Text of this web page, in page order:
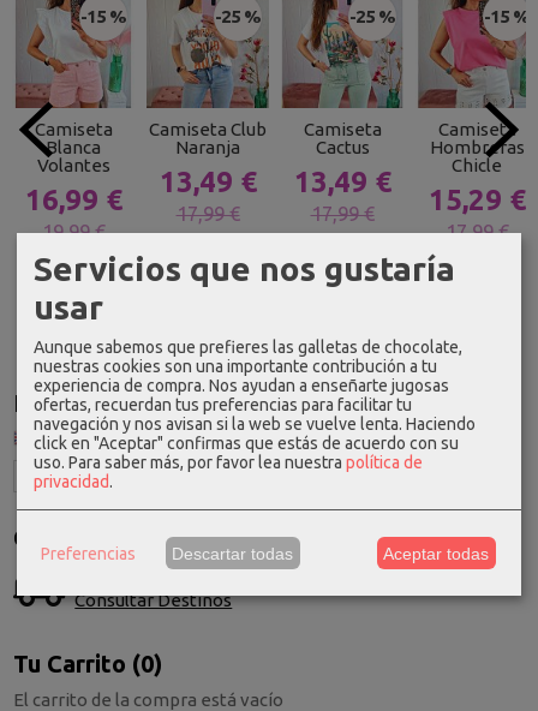
Idioma
Costes de Envío
Consultar Destinos
Tu Carrito (0)
El carrito de la compra está vacío
-15 %
Camiseta
Blanca
Volantes
16,99 €
19,99 €
-25 %
Camiseta Club
Naranja
13,49 €
17,99 €
-25 %
Camiseta
Cactus
13,49 €
17,99 €
-15 %
Camiseta
Hombreras
Chicle
15,29 €
17,99 €
Servicios que nos gustaría
usar
Aunque sabemos que prefieres las galletas de chocolate,
nuestras cookies son una importante contribución a tu
experiencia de compra. Nos ayudan a enseñarte jugosas
ofertas, recuerdan tus preferencias para facilitar tu
navegación y nos avisan si la web se vuelve lenta. Haciendo
click en "Aceptar" confirmas que estás de acuerdo con su
uso. Para saber más, por favor lea nuestra política de
privacidad.
Preferencias Descartar todas Aceptar todas